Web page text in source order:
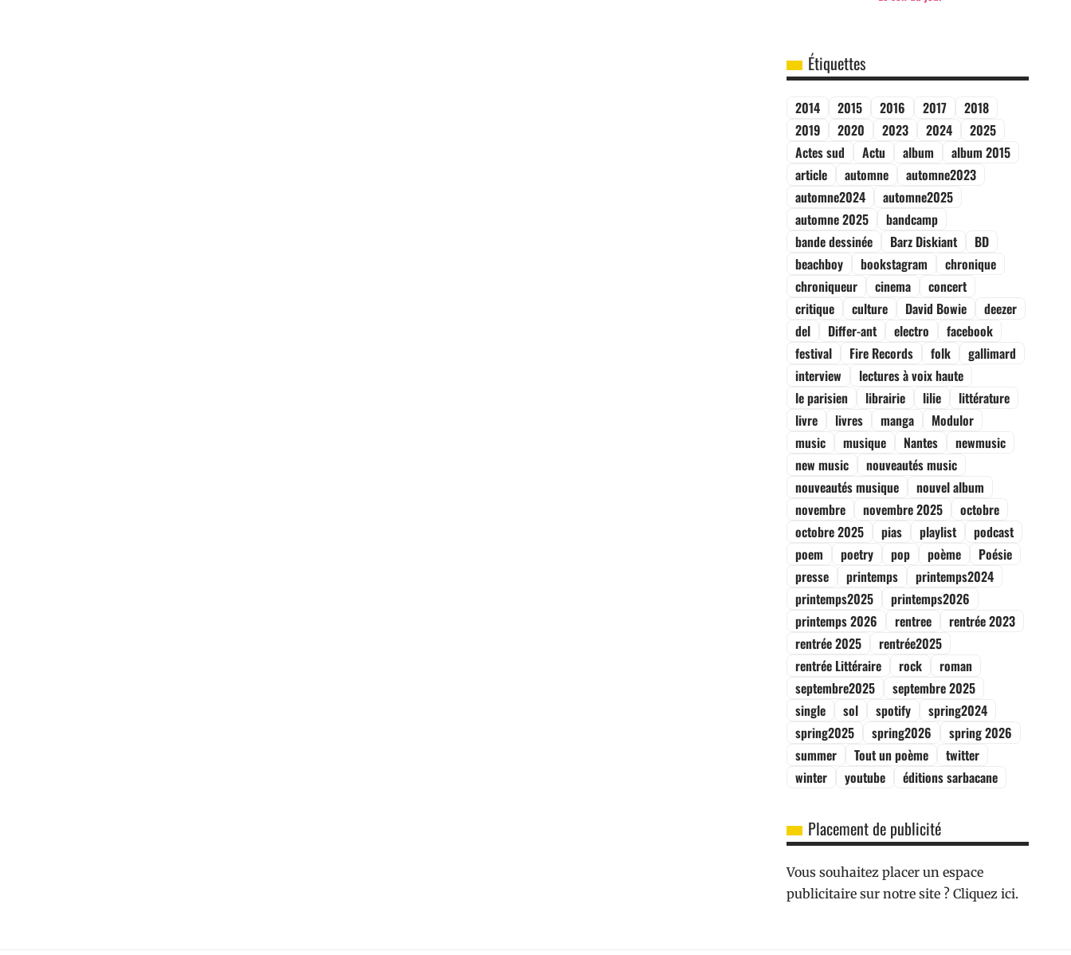
Étiquettes
2014 2015 2016 2017
2018
2019
2020 2023 2024
2025
Actes sud
Actu album
album 2015
article
automne
automne2023
automne2024
automne2025
automne 2025
bandcamp
bande dessinée
Barz Diskiant
BD
beachboy
bookstagram
chronique
chroniqueur
cinema
concert
critique
culture David Bowie
deezer
del
Differ-ant electro
facebook
festival
Fire Records folk
gallimard
interview
lectures à voix haute
le parisien
librairie lilie
littérature
livre
livres manga
Modulor
music
musique Nantes
newmusic
new music
nouveautés music
nouveautés musique
nouvel album
novembre
novembre 2025
octobre
octobre 2025
pias playlist
podcast
poem
poetry pop poème
Poésie
presse
printemps
printemps2024
printemps2025
printemps2026
printemps 2026
rentree
rentrée 2023
rentrée 2025
rentrée2025
rentrée Littéraire
rock
roman
septembre2025
septembre 2025
single
sol spotify
spring2024
spring2025
spring2026
spring 2026
summer
Tout un poème
twitter
winter
youtube éditions sarbacane
Placement de publicité
Vous souhaitez placer un espace
publicitaire sur notre site ? Cliquez ici.